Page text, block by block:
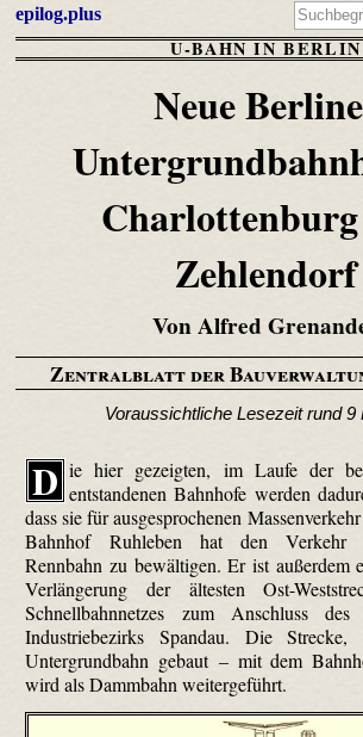
epilog.plus
U-BAHN IN BERLIN
Neue
Zehlendorf
Von Alfred
Zentralblatt der
Voraussichtliche Lesezeit rund 9
D ie hier gezeigten, im Laufe der
entstandenen Bahnhofe werden
dass sie für ausgesprochenen
Bahnhof Ruhleben hat den Verkehr
Rennbahn zu bewältigen. Er ist außerdem
Verlängerung der ältesten Ost-
Schnellbahnnetzes zum Anschluss
Industriebezirks Spandau. Die
Untergrundbahn gebaut – mit dem
wird als Dammbahn weitergeführt.